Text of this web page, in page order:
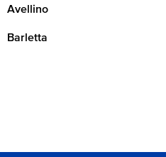
Avellino
Barletta